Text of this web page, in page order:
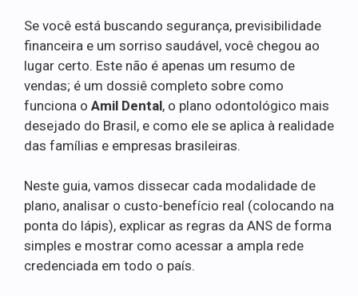
Se você está buscando segurança, previsibilidade
financeira e um sorriso saudável, você chegou ao
lugar certo. Este não é apenas um resumo de
vendas; é um dossiê completo sobre como
funciona o Amil Dental, o plano odontológico mais
desejado do Brasil, e como ele se aplica à realidade
das famílias e empresas brasileiras.
Neste guia, vamos dissecar cada modalidade de
plano, analisar o custo-benefício real (colocando na
ponta do lápis), explicar as regras da ANS de forma
simples e mostrar como acessar a ampla rede
credenciada em todo o país.